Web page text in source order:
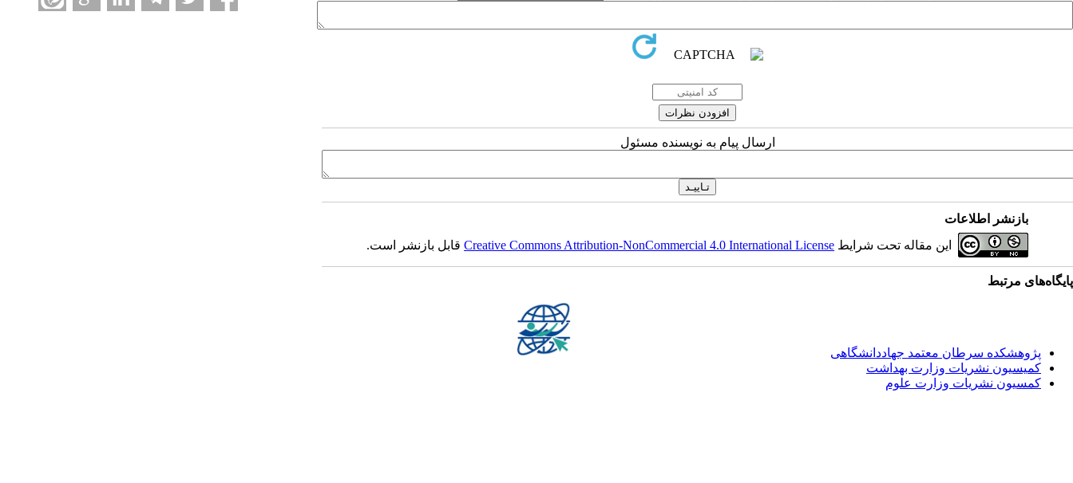
ارسال پیام به نویسنده مسئول
بازنشر اطلاعات
این مقاله تحت شرایط Creative Commons Attribution-NonCommercial 4.0 International Licenseقابل بازنشر است.
پایگاه‌های مرتبط
پژوهشکده سرطان معتمد جهاددانشگاهی
کمیسیون نشریات وزارت بهداشت
کمسیون نشریات وزارت علوم